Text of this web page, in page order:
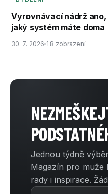
Vyrovnávací nádrž ano,
jaký systém máte doma
30. 7. 2026 18 zobrazení
Jednou týdně
Magazín pro muže
rady i inspirace.